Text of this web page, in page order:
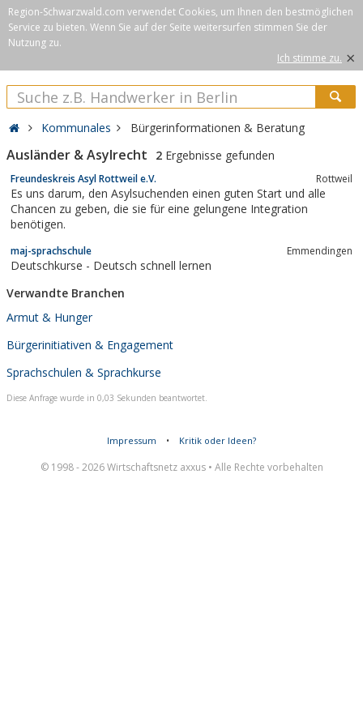
Region-Schwarzwald.com verwendet Cookies, um Ihnen den bestmöglichen
Service zu bieten. Wenn Sie auf der Seite weitersurfen stimmen Sie der
Nutzung zu.
Ich stimme zu. ×
Kommunales Bürgerinformationen & Beratung
Ausländer & Asylrecht 2 Ergebnisse gefunden
Freundeskreis Asyl Rottweil e.V. Rottweil
Es uns darum, den Asylsuchenden einen guten Start und alle
Chancen zu geben, die sie für eine gelungene Integration
benötigen.
maj-sprachschule Emmendingen
Deutschkurse - Deutsch schnell lernen
Verwandte Branchen
Armut & Hunger
Bürgerinitiativen & Engagement
Sprachschulen & Sprachkurse
Diese Anfrage wurde in 0,03 Sekunden beantwortet.
Impressum • Kritik oder Ideen?
© 1998 - 2026 Wirtschaftsnetz axxus • Alle Rechte vorbehalten